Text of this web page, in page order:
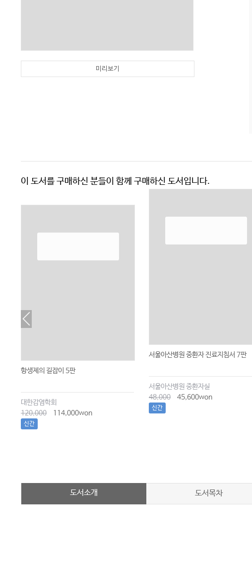
미리보기
이 도서를 구매하신 분들이 함께 구매하신 도서입니다.
항생제의 길잡이 5판
대한감염학회
120,000
114,000won
신간
서울아산병원 중환자 진료지침서 7판
서울아산병원 중환자실
48,000
45,600won
신간
도서소개 도서목차